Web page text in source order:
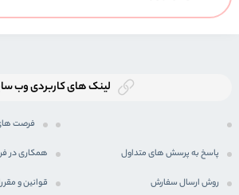
لینک های کاربردی وب
فرصت
پاسخ به پرسش های متداول همکاری در
روش ارسال سفارش قوانین و